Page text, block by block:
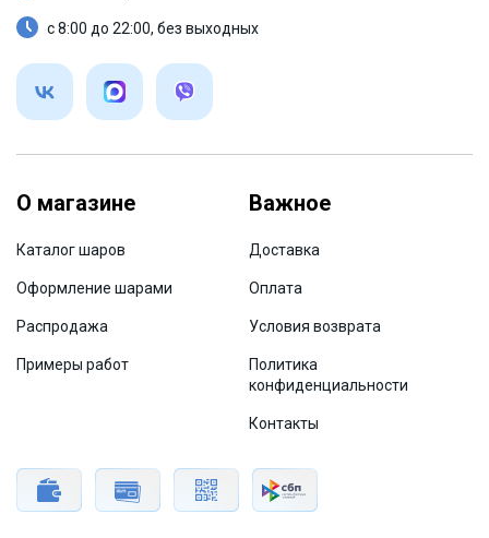
О магазине
Каталог шаров
Оформление шарами
Распродажа
Примеры работ
Важное
Доставка
Оплата
Условия возврата
Политика
конфиденциальности
Контакты
с 8:00 до 22:00, без выходных